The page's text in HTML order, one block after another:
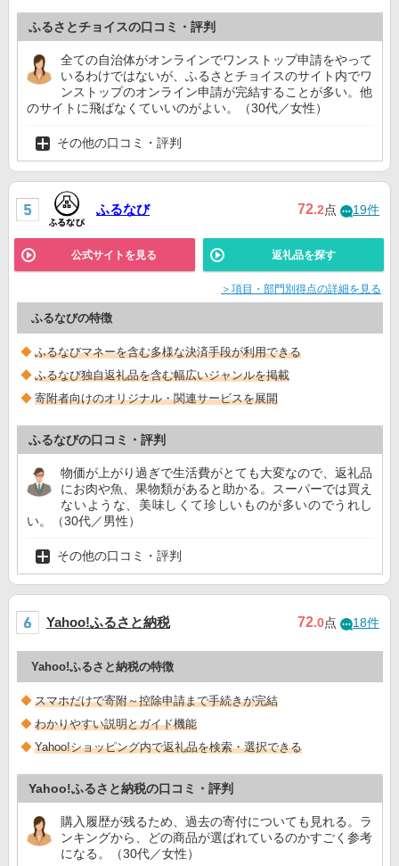
ふるさとチョイスの口コミ・評判
全ての自治体がオンラインでワンストップ申請をやって
いるわけではないが、ふるさとチョイスのサイト内でワ
ンストップのオンライン申請が完結することが多い。他
のサイトに飛ばなくていいのがよい。（30代／女性）
その他の口コミ・評判
ふるなび 72.2点 19件
公式サイトを見る 返礼品を探す
＞項目・部門別得点の詳細を見る
ふるなびの特徴
ふるなびマネーを含む多様な決済手段が利用できる
ふるなび独自返礼品を含む幅広いジャンルを掲載
寄附者向けのオリジナル・関連サービスを展開
ふるなびの口コミ・評判
物価が上がり過ぎで生活費がとても大変なので、返礼品
にお肉や魚、果物類があると助かる。スーパーでは買え
ないような、美味しくて珍しいものが多いのでうれし
い。（30代／男性）
その他の口コミ・評判
Yahoo!ふるさと納税 72.0点 18件
Yahoo!ふるさと納税の特徴
スマホだけで寄附～控除申請まで手続きが完結
わかりやすい説明とガイド機能
Yahoo!ショッピング内で返礼品を検索・選択できる
Yahoo!ふるさと納税の口コミ・評判
購入履歴が残るため、過去の寄付についても見れる。ラ
ンキングから、どの商品が選ばれているのかすごく参考
になる。（30代／女性）